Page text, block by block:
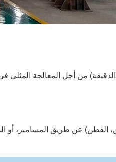
من أجل المعالجة المثلى
القطن) عن طريق المسامير، أو